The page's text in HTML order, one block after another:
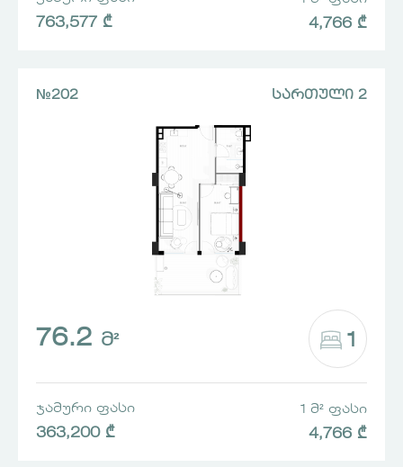
763,577 ₾ 4,766 ₾
№202 ᲡᲐᲠᲗᲣᲚᲘ 2
76.2 Მ² 1
ᲯᲐᲛᲣᲠᲘ ᲤᲐᲡᲘ
363,200 ₾
1 Მ² ᲤᲐᲡᲘ
4,766 ₾